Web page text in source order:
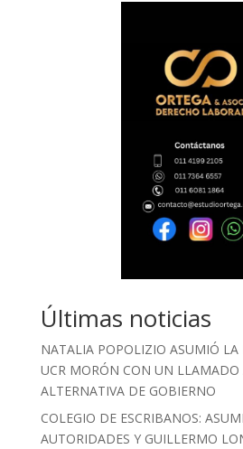
Últimas noticias
NATALIA POPOLIZIO ASUMIÓ LA
UCR MORÓN CON UN LLAMADO
ALTERNATIVA DE GOBIERNO
COLEGIO DE ESCRIBANOS:
AUTORIDADES Y GUILLERMO